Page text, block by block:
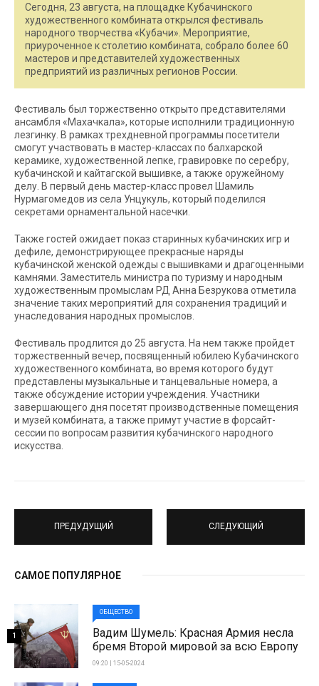
Сегодня, 23 августа, на площадке Кубачинского
художественного комбината открылся фестиваль
народного творчества «Кубачи». Мероприятие,
приуроченное к столетию комбината, собрало более 60
мастеров и представителей художественных
предприятий из различных регионов России.
Фестиваль был торжественно открыто представителями
ансамбля «Махачкала», которые исполнили традиционную
лезгинку. В рамках трехдневной программы посетители
смогут участвовать в мастер-классах по балхарской
керамике, художественной лепке, гравировке по серебру,
кубачинской и кайтагской вышивке, а также оружейному
делу. В первый день мастер-класс провел Шамиль
Нурмагомедов из села Унцукуль, который поделился
секретами орнаментальной насечки.
Также гостей ожидает показ старинных кубачинских игр и
дефиле, демонстрирующее прекрасные наряды
кубачинской женской одежды с вышивками и драгоценными
камнями. Заместитель министра по туризму и народным
художественным промыслам РД Анна Безрукова отметила
значение таких мероприятий для сохранения традиций и
унаследования народных промыслов.
Фестиваль продлится до 25 августа. На нем также пройдет
торжественный вечер, посвященный юбилею Кубачинского
художественного комбината, во время которого будут
представлены музыкальные и танцевальные номера, а
также обсуждение истории учреждения. Участники
завершающего дня посетят производственные помещения
и музей комбината, а также примут участие в форсайт-
сессии по вопросам развития кубачинского народного
искусства.
ПРЕДУДУЩИЙ СЛЕДУЮЩИЙ
САМОЕ ПОПУЛЯРНОЕ
ОБЩЕСТВО
Вадим Шумель: Красная Армия несла
бремя Второй мировой за всю Европу
09:20 | 15-05-2024
1